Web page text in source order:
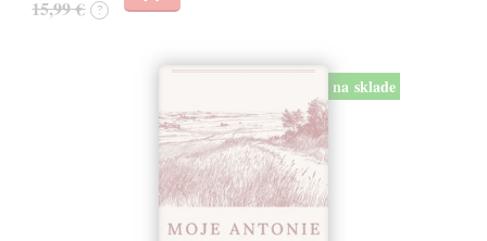
15,99 € ?
na sklade